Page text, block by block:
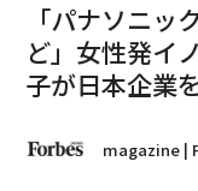
「パナソニ
ど」女性発イ
子が日本企業
magazine |